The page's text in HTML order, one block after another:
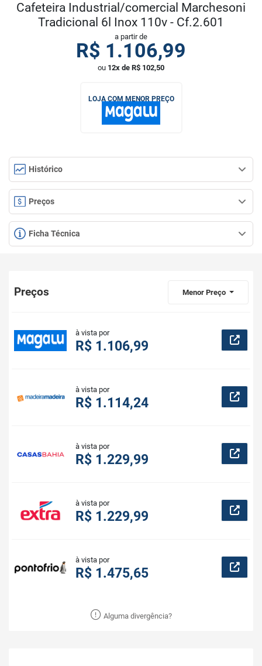
Cafeteira Industrial/comercial Marchesoni
Tradicional 6l Inox 110v - Cf.2.601
a partir de
R$ 1.106,99
ou 12x de R$ 102,50
LOJA COM MENOR PREÇO
Histórico
Preços
Ficha Técnica
Preços Menor Preço
à vista por
R$ 1.106,99
à vista por
R$ 1.114,24
à vista por
R$ 1.229,99
à vista por
R$ 1.229,99
à vista por
R$ 1.475,65
Alguma divergência?